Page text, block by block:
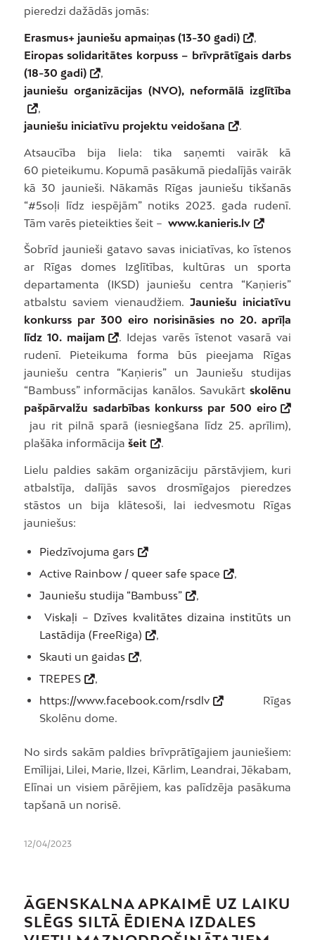
pieredzi dažādās jomās:
Erasmus+ jauniešu apmaiņas (13-30 gadi)
,
Eiropas solidaritātes korpuss – brīvprātīgais darbs
(18-30 gadi)
,
jauniešu organizācijas (NVO), neformālā izglītība
,
jauniešu iniciatīvu projektu veidošana
.
Atsaucība bija liela: tika saņemti vairāk kā
60 pieteikumu. Kopumā pasākumā piedalījās vairāk
kā 30 jaunieši. Nākamās Rīgas jauniešu tikšanās
“#5soļi līdz iespējām” notiks 2023. gada rudenī.
Tām varēs pieteikties šeit – www.kanieris.lv
Šobrīd jaunieši gatavo savas iniciatīvas, ko īstenos
ar Rīgas domes Izglītības, kultūras un sporta
departamenta (IKSD) jauniešu centra “Kaņieris”
atbalstu saviem vienaudžiem. Jauniešu iniciatīvu
konkurss par 300 eiro norisināsies no 20. aprīļa
līdz 10. maijam
. Idejas varēs īstenot vasarā vai
rudenī. Pieteikuma forma būs pieejama Rīgas
jauniešu centra “Kaņieris” un Jauniešu studijas
“Bambuss” informācijas kanālos. Savukārtskolēnu
pašpārvalžu sadarbības konkurss par 500 eiro
jau rit pilnā sparā (iesniegšana līdz 25. aprīlim),
plašāka informācija šeit .
Lielu paldies sakām organizāciju pārstāvjiem, kuri
atbalstīja, dalījās savos drosmīgajos pieredzes
stāstos un bija klātesoši, lai iedvesmotu Rīgas
jauniešus:
Piedzīvojuma gars
Active Rainbow / queer safe space
,
Jauniešu studija “Bambuss”
,
Viskaļi – Dzīves kvalitātes dizaina institūts un
Lastādija (FreeRiga)
,
Skauti un gaidas
,
TREPES
,
https://www.facebook.com/rsdlv
Rīgas
Skolēnu dome.
No sirds sakām paldies brīvprātīgajiem jauniešiem:
Emīlijai, Lilei, Marie, Ilzei, Kārlim, Leandrai, Jēkabam,
Elīnai un visiem pārējiem, kas palīdzēja pasākuma
tapšanā un norisē.
12/04/2023
ĀGENSKALNA APKAIMĒ UZ LAIKU
SLĒGS SILTĀ ĒDIENA IZDALES